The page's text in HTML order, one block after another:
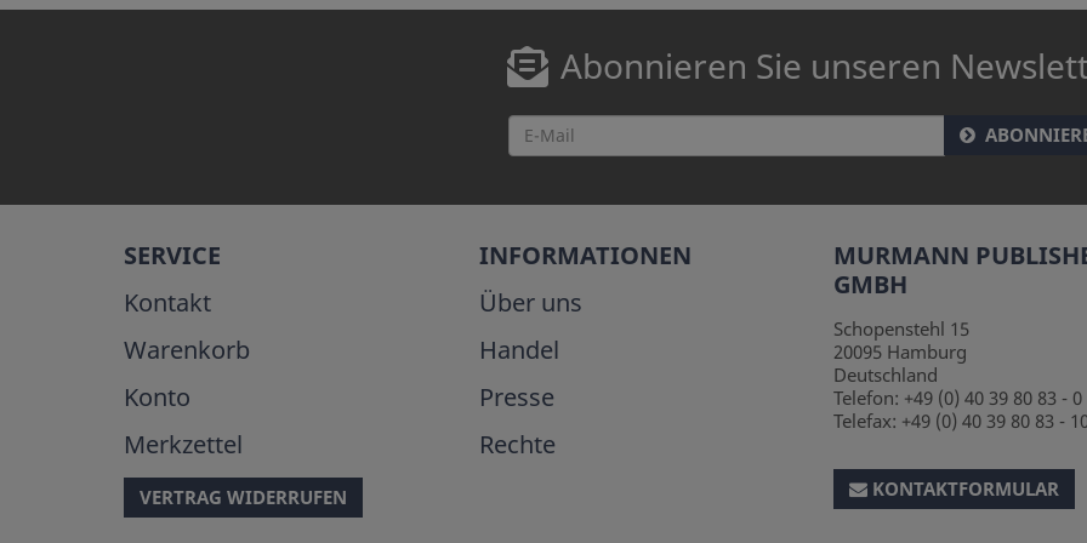
Abonnieren Sie unseren
SERVICE
Kontakt
Warenkorb
Konto
Merkzettel
VERTRAG WIDERRUFEN
INFORMATIONEN
Über uns
Handel
Presse
Rechte
MURMANN
GMBH
Schopenstehl 15
20095 Hamburg
Deutschland
Telefon: +49 (0) 40 39 80 83 - 0
Telefax: +49 (0) 40 39 80 83 -
KONTAKTFORMULAR